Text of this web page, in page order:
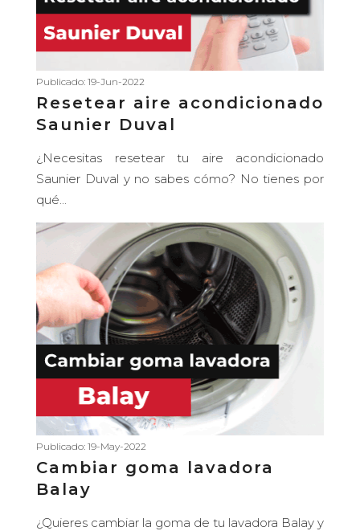
Publicado: 19-Jun-2022
Resetear aire acondicionado
Saunier Duval
¿Necesitas resetear tu aire acondicionado
Saunier Duval y no sabes cómo? No tienes por
qué...
Publicado: 19-May-2022
Cambiar goma lavadora
Balay
¿Quieres cambiar la goma de tu lavadora Balay y